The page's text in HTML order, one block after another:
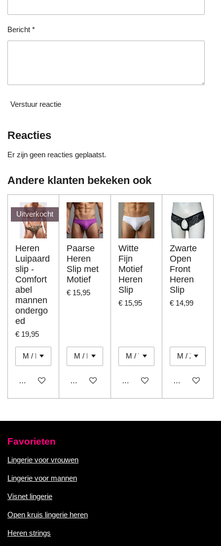
e
n
Bericht *
Verstuur reactie
Reacties
Er zijn geen reacties geplaatst.
Andere klanten bekeken ook
Uitverkocht
Heren
Luipaard
slip -
Comfort
abel
mannen
ondergo
ed
€ 19,95
Houd mij op de hoogte
Paarse
Heren
Slip met
Motief
€ 15,95
In winkelwagen
Witte
Fijn
Motief
Heren
Slip
€ 15,95
In winkelwagen
Zwarte
Open
Front
Heren
Slip
€ 14,99
In
Favorieten
Lingerie voor vrouwen
Lingerie voor mannen
Visnet lingerie
Open kruis lingerie heren
Heren strings